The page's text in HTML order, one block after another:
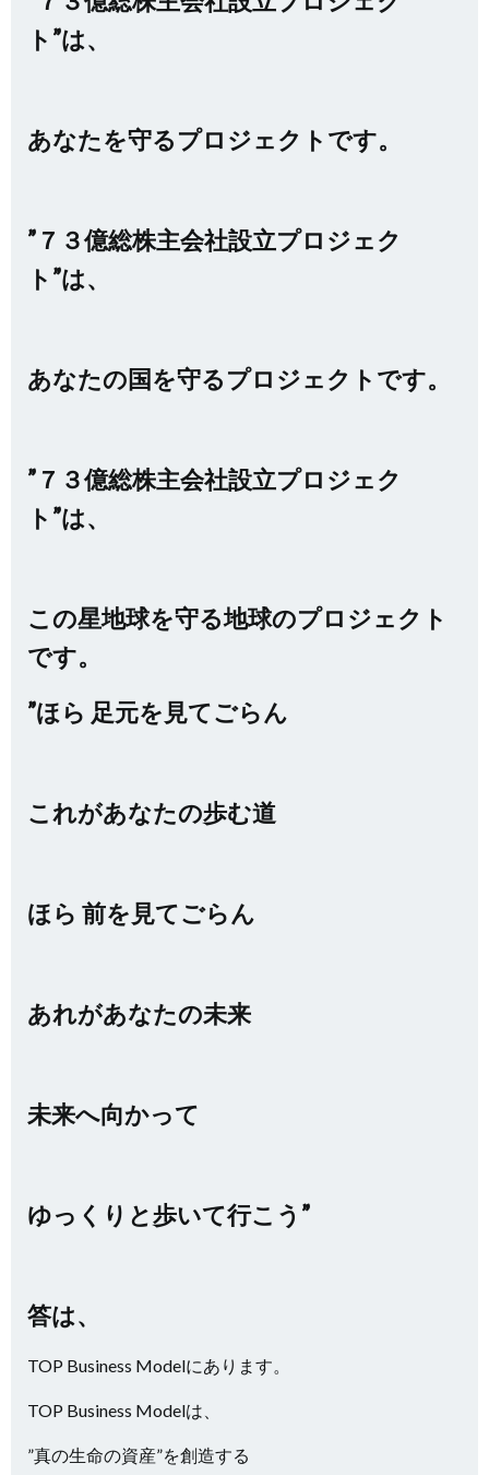
ト”は、
あなたを守るプロジェクトです。
”７３億総株主会社設立プロジェク
ト”は、
あなたの国を守るプロジェクトです。
”７３億総株主会社設立プロジェク
ト”は、
この星地球を守る地球のプロジェクト
です。
”ほら 足元を見てごらん
これがあなたの歩む道
ほら 前を見てごらん
あれがあなたの未来
未来へ向かって
ゆっくりと歩いて行こう”
答は、
TOP Business Modelにあります。
TOP Business Modelは、
”真の生命の資産”を創造する